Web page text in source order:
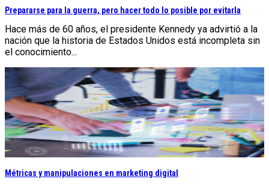
Prepararse para la guerra, pero hacer todo lo posible por evitarla
Hace más de 60 años, el presidente Kennedy ya advirtió a la
nación que la historia de Estados Unidos está incompleta sin
el conocimiento...
Métricas y manipulaciones en marketing digital